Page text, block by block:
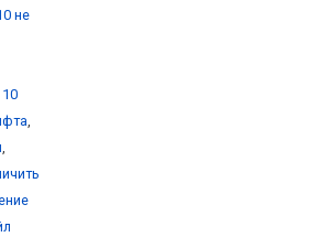
не
,
,